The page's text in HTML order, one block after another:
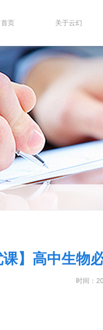
首页 关于云幻
课】高中生物
时间：